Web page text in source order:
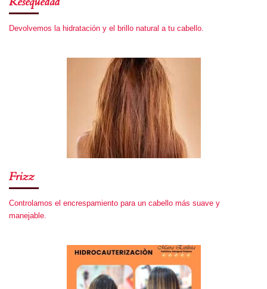
Devolvemos la hidratación y el brillo natural a tu cabello.
Frizz
Controlamos el encrespamiento para un cabello más suave y
manejable.